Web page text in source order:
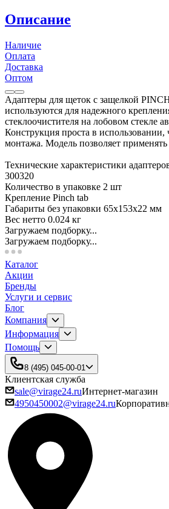
Описание
Наличие
Оплата
Доставка
Оптом
Адаптеры для щеток с защелкой
используются для надежного
стеклоочистителя на лобовом стекле
Конструкция проста в использовании,
монтажа. Модель позволяет
Технические характеристики
300320
Количество в упаковке 2 шт
Крепление Pinch tab
Габариты без упаковки 65x153x22 мм
Вес нетто 0.024 кг
Загружаем подборку...
Загружаем подборку...
Каталог
Акции
Бренды
Услуги и сервис
Блог
Компания
Информация
Помощь
8 (495) 045-00-01
Клиентская служба
sale@virage24.ruИнтернет-магазин
4950450002@virage24.ru